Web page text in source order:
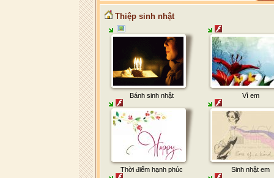
Thiệp sinh nhật
Bánh sinh nhật Vì em
Thời điểm hạnh phúc Sinh nhật em